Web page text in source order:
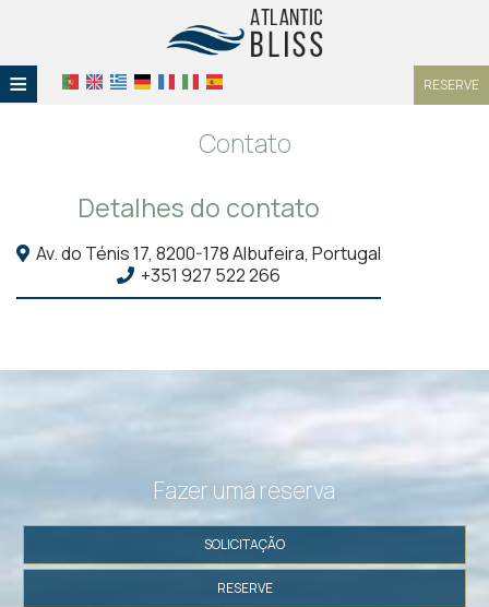
≡ RESERVE
HOTEL
ALOJAMENTO
INSTALAÇÕES
GALERIA
Contato
Detalhes do contato
Av. do Ténis 17, 8200-178 Albufeira, Portugal
+351 927 522 266
Fazer uma reserva
SOLICITAÇÃO
RESERVE